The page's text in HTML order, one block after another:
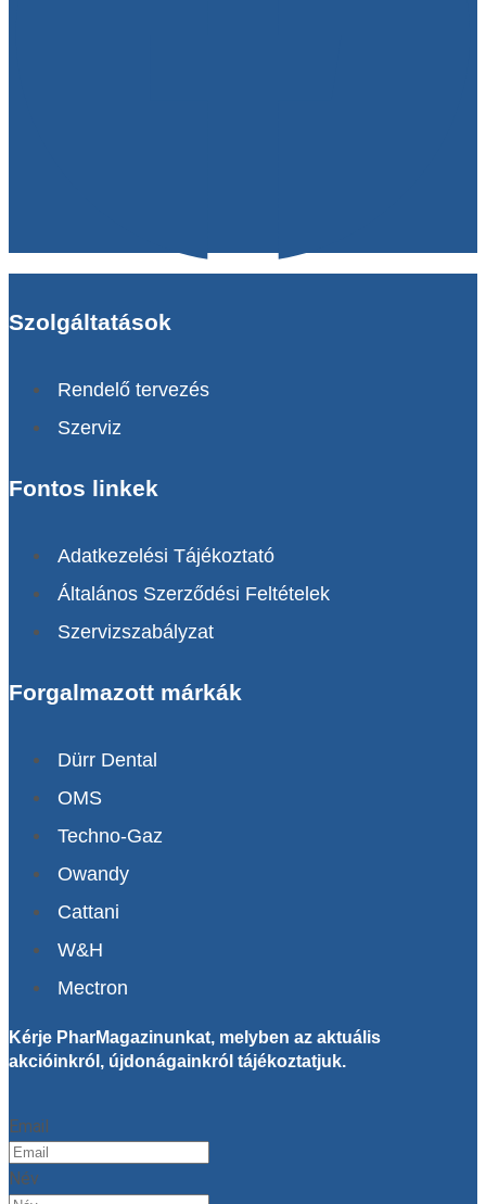
Szolgáltatások
Rendelő tervezés
Szerviz
Fontos linkek
Adatkezelési Tájékoztató
Általános Szerződési Feltételek
Szervizszabályzat
Forgalmazott márkák
Dürr Dental
OMS
Techno-Gaz
Owandy
Cattani
W&H
Mectron
Kérje PharMagazinunkat, melyben az aktuális
akcióinkról, újdonágainkról tájékoztatjuk.
Email
Név